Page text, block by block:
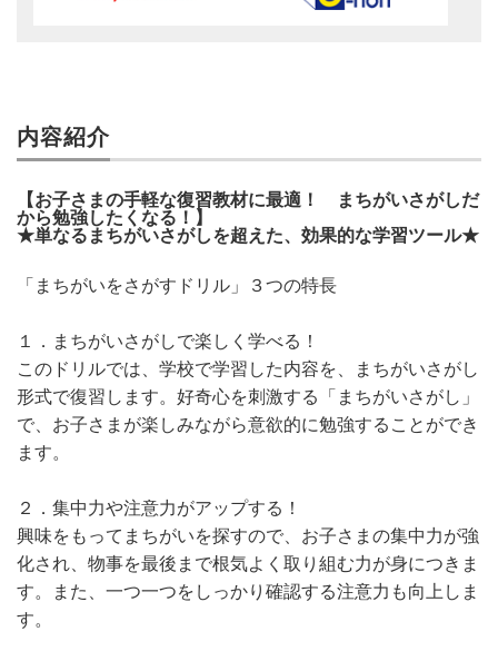
内容紹介
【お子さまの手軽な復習教材に最適！ まちがいさがしだ
から勉強したくなる！】
★単なるまちがいさがしを超えた、効果的な学習ツール★
「まちがいをさがすドリル」３つの特長
１．まちがいさがしで楽しく学べる！
このドリルでは、学校で学習した内容を、まちがいさがし
形式で復習します。好奇心を刺激する「まちがいさがし」
で、お子さまが楽しみながら意欲的に勉強することができ
ます。
２．集中力や注意力がアップする！
興味をもってまちがいを探すので、お子さまの集中力が強
化され、物事を最後まで根気よく取り組む力が身につきま
す。また、一つ一つをしっかり確認する注意力も向上しま
す。